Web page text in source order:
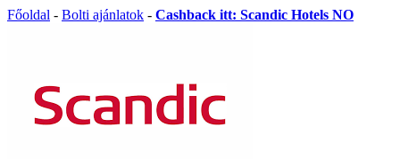
Főoldal - Bolti ajánlatok - Cashback itt: Scandic Hotels NO